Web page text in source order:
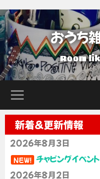
おうち
Room
新着＆更新情報
2026年8月3日
NEW! チャビングイベン
2026年8月2日